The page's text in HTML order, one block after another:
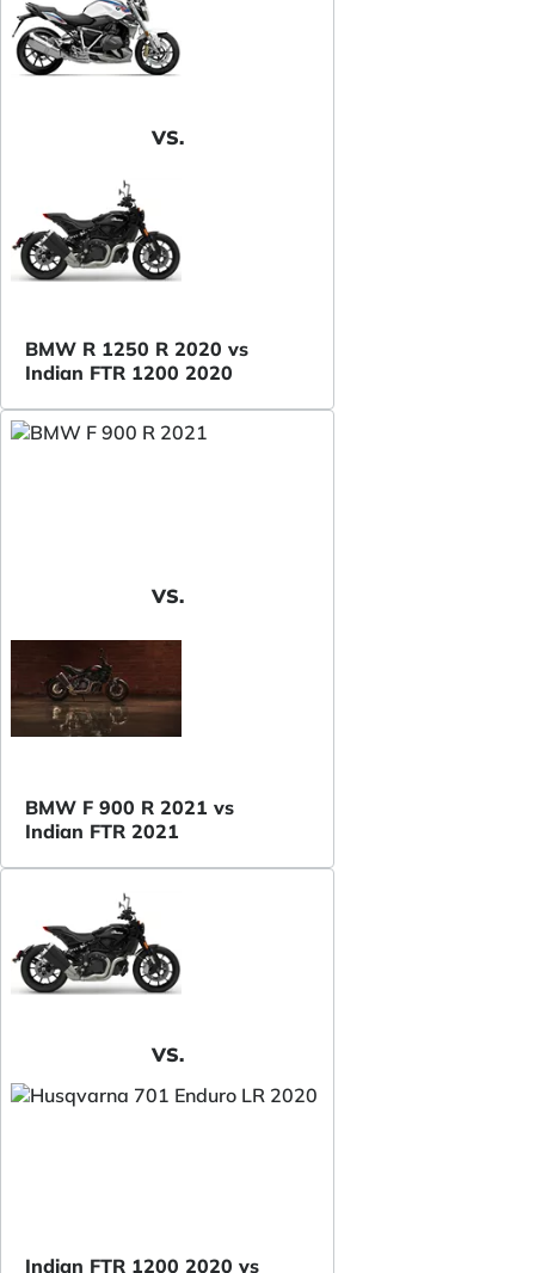
VS.
BMW R 1250 R 2020 vs
Indian FTR 1200 2020
VS.
BMW F 900 R 2021 vs
Indian FTR 2021
VS.
Indian FTR 1200 2020 vs